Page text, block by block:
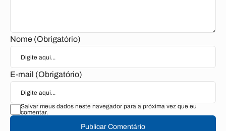
Nome (Obrigatório)
E-mail (Obrigatório)
Salvar meus dados neste navegador para a próxima vez que eu
comentar.
Publicar Comentário